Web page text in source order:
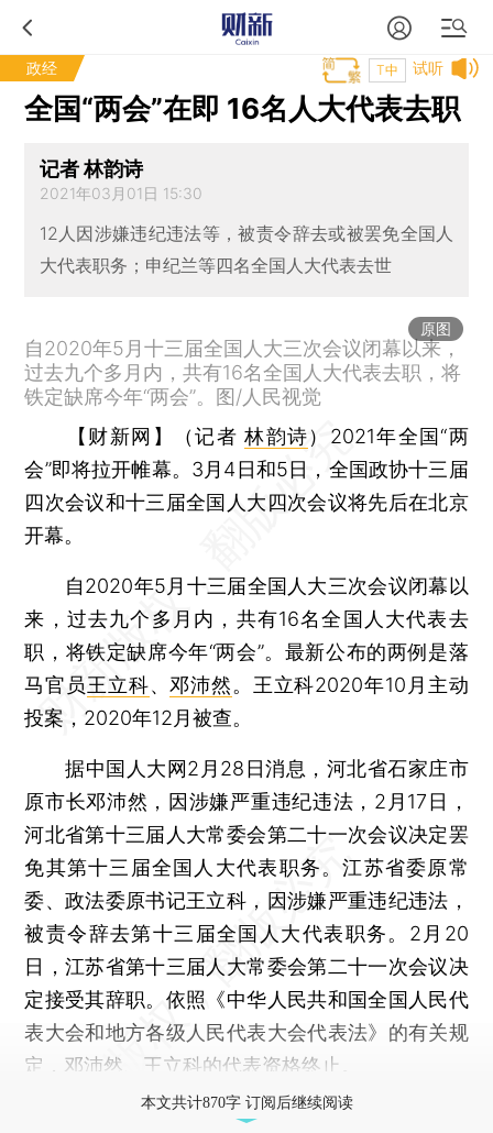
政经 试听
T中
全国“两会”在即 16名人大代表去职
记者 林韵诗
2021年03月01日 15:30
12人因涉嫌违纪违法等，被责令辞去或被罢免全国人
大代表职务；申纪兰等四名全国人大代表去世
原图
自2020年5月十三届全国人大三次会议闭幕以来，
过去九个多月内，共有16名全国人大代表去职，将
铁定缺席今年“两会”。图/人民视觉
【财新网】（记者林韵诗） 2021年全国“两
会”即将拉开帷幕。3月4日和5日，全国政协十三届
四次会议和十三届全国人大四次会议将先后在北京
开幕。
自2020年5月十三届全国人大三次会议闭幕以
来，过去九个多月内，共有16名全国人大代表去
职，将铁定缺席今年“两会”。最新公布的两例是落
马官员王立科、邓沛然。王立科2020年10月主动
投案，2020年12月被查。
据中国人大网2月28日消息，河北省石家庄市
原市长邓沛然，因涉嫌严重违纪违法，2月17日，
河北省第十三届人大常委会第二十一次会议决定罢
免其第十三届全国人大代表职务。江苏省委原常
委、政法委原书记王立科，因涉嫌严重违纪违法，
被责令辞去第十三届全国人大代表职务。2月20
日，江苏省第十三届人大常委会第二十一次会议决
定接受其辞职。依照《中华人民共和国全国人民代
表大会和地方各级人民代表大会代表法》的有关规
定，邓沛然、王立科的代表资格终止。
本文共计870字 订阅后继续阅读